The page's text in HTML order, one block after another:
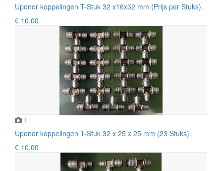
Uponor koppelingen T-Stuk 32 x16x32 mm (Prijs per Stuks).
€ 10,00
1
Uponor koppelingen T-Stuk 32 x 25 x 25 mm (23 Stuks).
€ 10,00